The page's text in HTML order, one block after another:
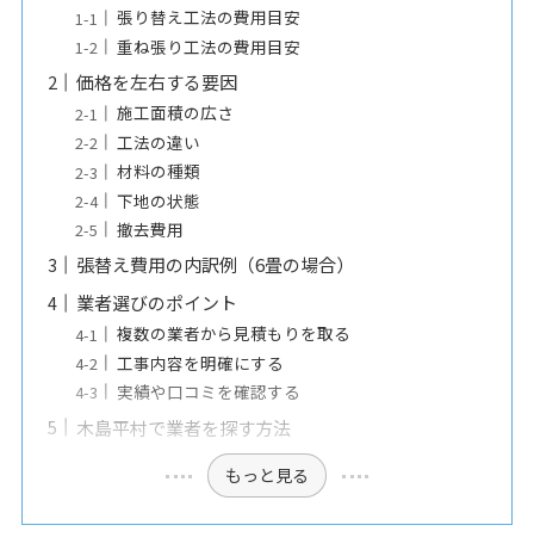
張り替え工法の費用目安
重ね張り工法の費用目安
価格を左右する要因
施工面積の広さ
工法の違い
材料の種類
下地の状態
撤去費用
張替え費用の内訳例（6畳の場合）
業者選びのポイント
複数の業者から見積もりを取る
工事内容を明確にする
実績や口コミを確認する
木島平村で業者を探す方法
もっと見る